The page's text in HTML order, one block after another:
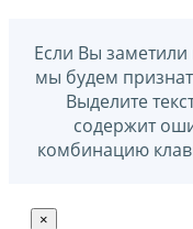
Если Вы заметили
мы будем
Выделите
содержит
комбинацию
×